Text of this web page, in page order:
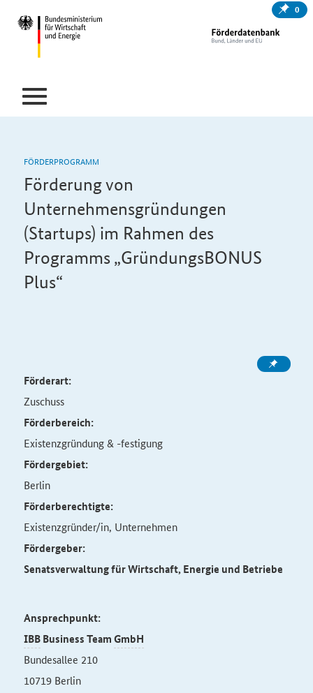
0
FÖRDERPROGRAMM
Förderung von
Unternehmensgründungen
(Startups) im Rahmen des
Programms „GründungsBONUS
Plus“
Förderart:
Zuschuss
Förderbereich:
Existenzgründung & -festigung
Fördergebiet:
Berlin
Förderberechtigte:
Existenzgründer/in, Unternehmen
Fördergeber:
Senatsverwaltung für Wirtschaft, Energie und Betriebe
Ansprechpunkt:
IBBBusiness TeamGmbH
Bundesallee 210
10719 Berlin